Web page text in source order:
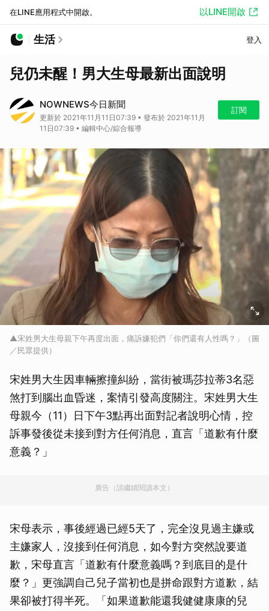
在LINE應用程式中開啟。 以LINE開啟
生活 登入
兒仍未醒！男大生母最新出面說明
NOWNEWS今日新聞
更新於 2021年11月11日07:39 • 發布於 2021年11月
11日07:39 • 編輯中心/綜合報導
訂閱
▲宋姓男大生母親下午再度出面，痛訴嫌犯們「你們還有人性嗎？」（圖
／民眾提供）
宋姓男大生因車輛擦撞糾紛，當街被瑪莎拉蒂3名惡
煞打到腦出血昏迷，案情引發高度關注。宋姓男大生
母親今（11）日下午3點再出面對記者說明心情，控
訴事發後從未接到對方任何消息，直言「道歉有什麼
意義？」
廣告（請繼續閱讀本文）
宋母表示，事後經過已經5天了，完全沒見過主嫌或
主嫌家人，沒接到任何消息，如今對方突然說要道
歉，宋母直言「道歉有什麼意義嗎？到底目的是什
麼？」更強調自己兒子當初也是拼命跟對方道歉，結
果卻被打得半死。「如果道歉能還我健健康康的兒